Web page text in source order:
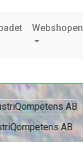
Webshopen